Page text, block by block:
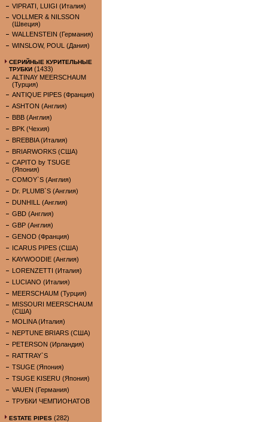
VIPRATI, LUIGI (Италия)
VOLLMER & NILSSON
(Швеция)
WALLENSTEIN (Германия)
WINSLOW, POUL (Дания)
СЕРИЙНЫЕ КУРИТЕЛЬНЫЕ
ТРУБКИ (1433)
ALTINAY MEERSCHAUM
(Турция)
ANTIQUE PIPES (Франция)
ASHTON (Англия)
BBB (Англия)
BPK (Чехия)
BREBBIA (Италия)
BRIARWORKS (США)
CAPITO by TSUGE
(Япония)
COMOY`S (Англия)
Dr. PLUMB`S (Англия)
DUNHILL (Англия)
GBD (Англия)
GBP (Англия)
GENOD (Франция)
ICARUS PIPES (США)
KAYWOODIE (Англия)
LORENZETTI (Италия)
LUCIANO (Италия)
MEERSCHAUM (Турция)
MISSOURI MEERSCHAUM
(США)
MOLINA (Италия)
NEPTUNE BRIARS (США)
PETERSON (Ирландия)
RATTRAY`S
TSUGE (Япония)
TSUGE KISERU (Япония)
VAUEN (Германия)
ТРУБКИ ЧЕМПИОНАТОВ
ESTATE PIPES (282)